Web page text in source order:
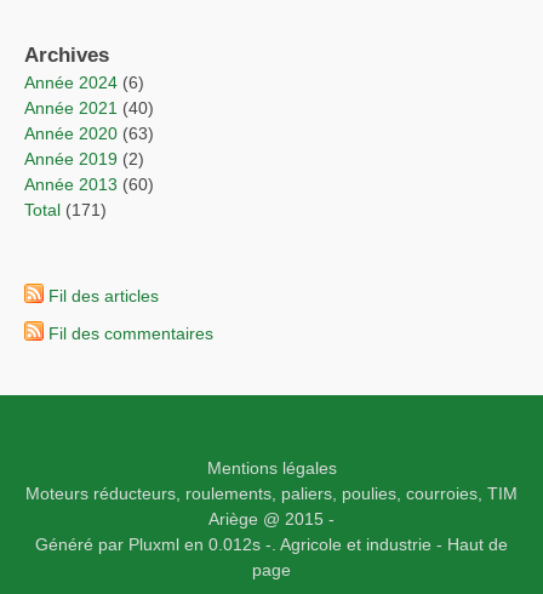
Archives
année 2024 (6)
année 2021 (40)
année 2020 (63)
année 2019 (2)
année 2013 (60)
total (171)
Fil des articles
Fil des commentaires
Mentions légales
Moteurs réducteurs, roulements, paliers, poulies, courroies, TIM
Ariège @ 2015 -
Généré par Pluxml en 0.012s -. Agricole et industrie - Haut de
page